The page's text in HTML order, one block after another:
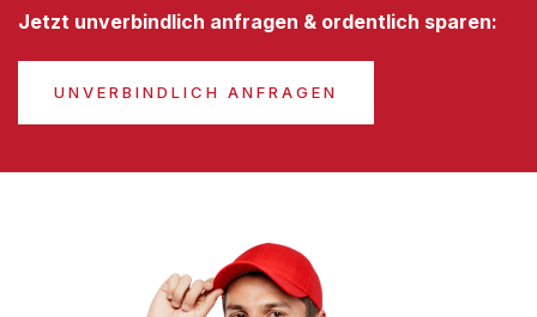
Jetzt unverbindlich anfragen & ordentlich sparen:
UNVERBINDLICH ANFRAGEN